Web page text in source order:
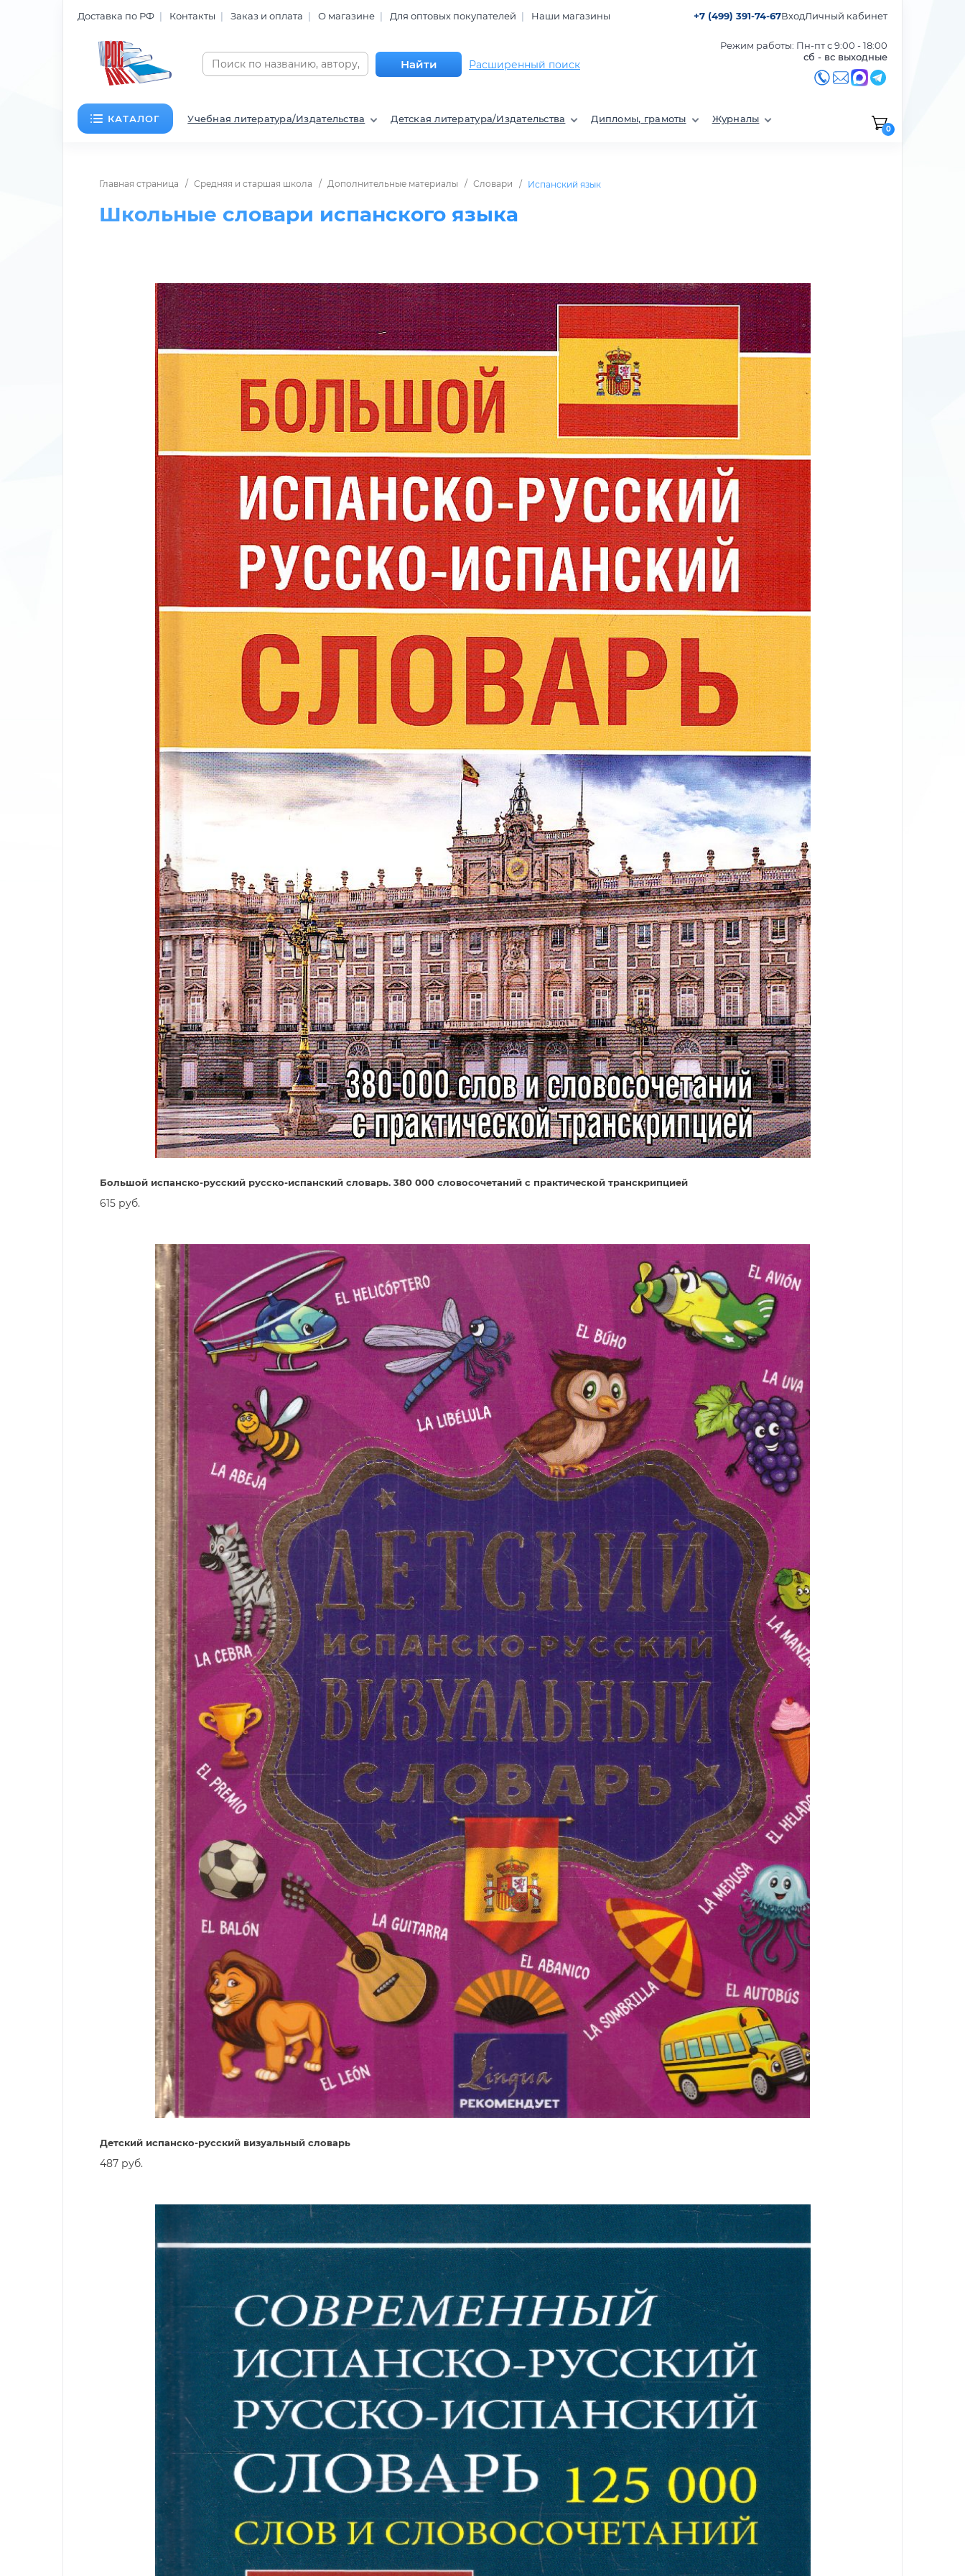
Доставка по РФ Контакты Заказ и оплата О магазине Для оптовых покупателей Наши магазины +7 (499) 391-74-67ВходЛичный кабинет
Найти Расширенный поиск
Режим работы: Пн-пт с 9:00 - 18:00
сб - вс выходные
КАТАЛОГ Учебная литература/Издательства Детская литература/Издательства Дипломы, грамоты Журналы
0
Главная страница Средняя и старшая школа Дополнительные материалы Словари Испанский язык
Школьные словари испанского языка
Большой испанско-русский русско-испанский словарь. 380 000 словосочетаний с практической транскрипцией
615 руб.
Детский испанско-русский визуальный словарь
487 руб.